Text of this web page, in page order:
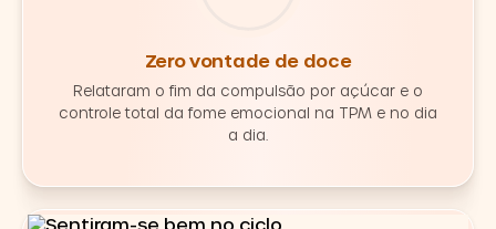
Zero vontade de doce
Relataram o fim da compulsão por açúcar e o
controle total da fome emocional na TPM e no dia
a dia.